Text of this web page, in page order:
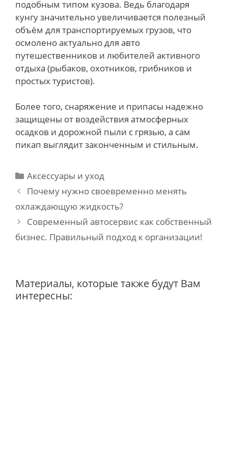
подобным типом кузова. Ведь благодаря
кунгу значительно увеличивается полезный
объём для транспортируемых грузов, что
осмолено актуально для авто
путешественников и любителей активного
отдыха (рыбаков, охотников, грибников и
простых туристов).
Более того, снаряжение и припасы надежно
защищены от воздействия атмосферных
осадков и дорожной пыли с грязью, а сам
пикап выглядит законченным и стильным.
Categories
Аксессуары и уход
Post
navigation
Почему нужно своевременно менять
охлаждающую жидкость?
Современный автосервис как собственный
бизнес. Правильный подход к организации!
Материалы, которые также будут Вам
интересны: